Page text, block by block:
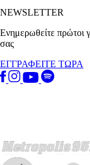
NEWSLETTER
Ενημερωθείτε πρώτοι
σας
ΕΓΓΡΑΦΕΙΤΕ ΤΩΡΑ